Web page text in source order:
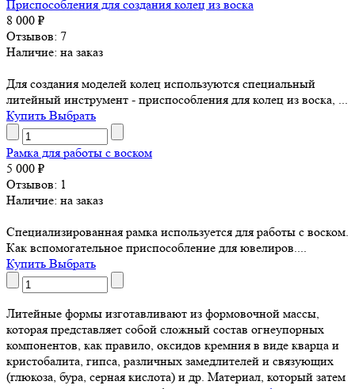
Приспособления для создания колец из воска
8 000 ₽
Отзывов: 7
Наличие: на заказ
Для создания моделей колец используются специальный
литейный инструмент - приспособления для колец из воска, ...
Купить Выбрать
Рамка для работы с воском
5 000 ₽
Отзывов: 1
Наличие: на заказ
Специализированная рамка используется для работы с воском.
Как вспомогательное приспособление для ювелиров....
Купить Выбрать
Литейные формы изготавливают из формовочной массы,
которая представляет собой сложный состав огнеупорных
компонентов, как правило, оксидов кремния в виде кварца и
кристобалита, гипса, различных замедлителей и связующих
(глюкоза, бура, серная кислота) и др. Материал, который затем